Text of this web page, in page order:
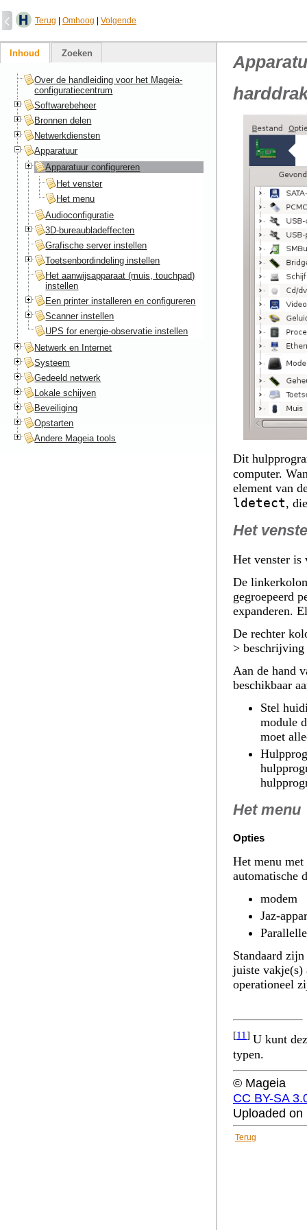
Terug Omhoog Volgende
Dit
computer.
element van
ldetect,
Het
Het venster is
De
gegroepeerd
expanderen.
De rechter
>
Aan de hand
beschikbaar
Stel
module
moet
Het menu
Opties
Het menu met
automatische
modem
Jaz-
Standaard
juiste vakje(s)
operationeel
[11] U kunt
typen.
© Mageia
CC BY-SA
Uploaded
Terug
Inhoud Zoeken
Over de handleiding voor het Mageia-
configuratiecentrum
Softwarebeheer
Bronnen delen
Netwerkdiensten
Apparatuur
Apparatuur configureren
Het venster
Het menu
Audioconfiguratie
3D-bureaubladeffecten
Grafische server instellen
Toetsenbordindeling instellen
Het aanwijsapparaat (muis, touchpad)
instellen
Een printer installeren en configureren
Scanner instellen
UPS for energie-observatie instellen
Netwerk en Internet
Systeem
Gedeeld netwerk
Lokale schijven
Beveiliging
Opstarten
Andere Mageia tools